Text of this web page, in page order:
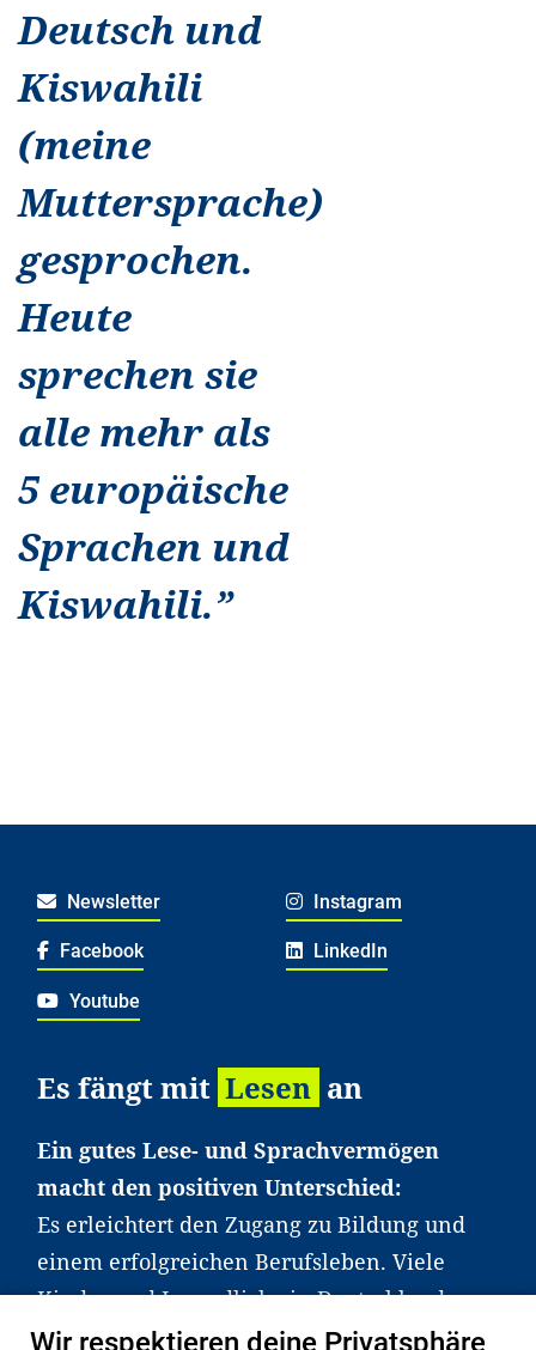
Deutsch und
Kiswahili
(meine
Muttersprache)
gesprochen.
Heute
sprechen sie
alle mehr als
5 europäische
Sprachen und
Kiswahili.”
Newsletter Instagram
Facebook LinkedIn
Youtube
Es fängt mit Lesen an
Ein gutes Lese- und Sprachvermögen
macht den positiven Unterschied:
Es erleichtert den Zugang zu Bildung und
einem erfolgreichen Berufsleben. Viele
Kinder und Jugendliche in Deutschland
haben aber große Schwierigkeiten dabei.